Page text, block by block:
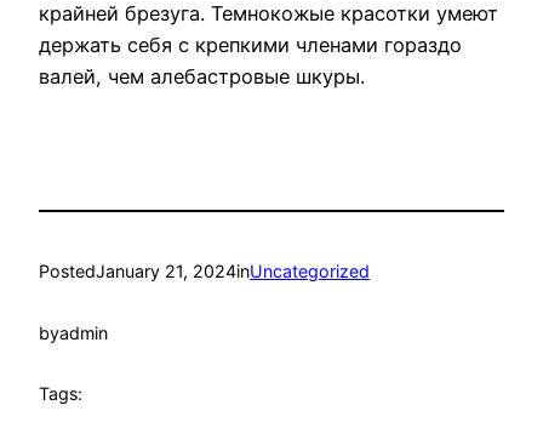
крайней брезуга. Темнокожые красотки умеют
держать себя с крепкими членами гораздо
валей, чем алебастровые шкуры.
PostedJanuary 21, 2024inUncategorized
byadmin
Tags: